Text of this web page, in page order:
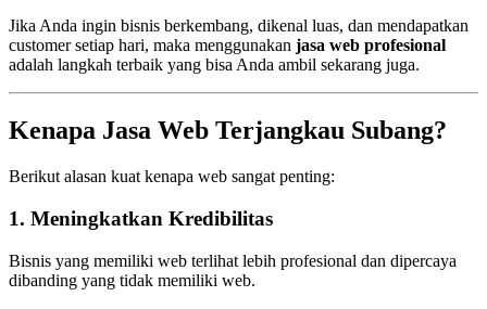
Jika Anda ingin bisnis berkembang, dikenal luas, dan mendapatkan
customer setiap hari, maka menggunakan jasa web profesional
adalah langkah terbaik yang bisa Anda ambil sekarang juga.
Kenapa Jasa Web Terjangkau Subang?
Berikut alasan kuat kenapa web sangat penting:
1. Meningkatkan Kredibilitas
Bisnis yang memiliki web terlihat lebih profesional dan dipercaya
dibanding yang tidak memiliki web.